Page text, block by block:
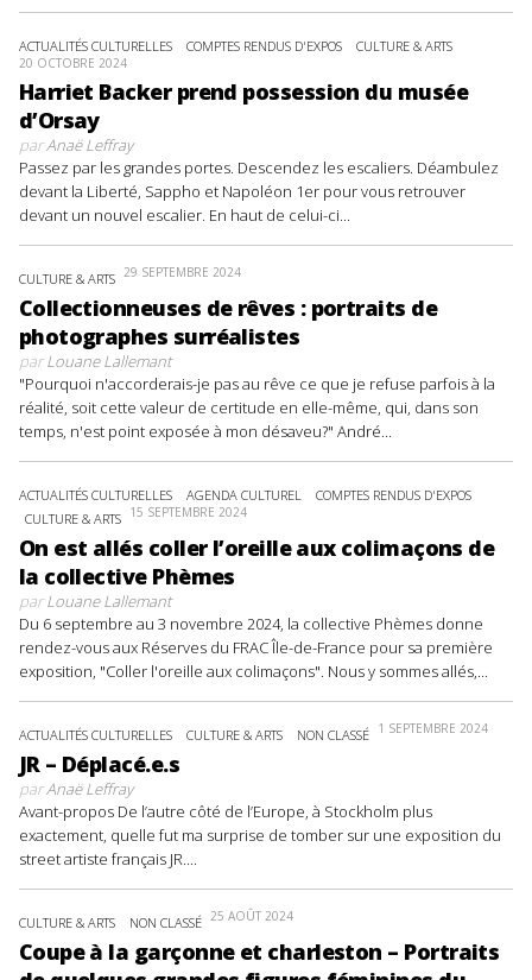
ACTUALITÉS CULTURELLES COMPTES RENDUS D'EXPOS CULTURE & ARTS
20 OCTOBRE 2024
Harriet Backer prend possession du musée
d’Orsay
parAnaë Leffray
Passez par les grandes portes. Descendez les escaliers. Déambulez
devant la Liberté, Sappho et Napoléon 1er pour vous retrouver
devant un nouvel escalier. En haut de celui-ci...
CULTURE & ARTS 29 SEPTEMBRE 2024
Collectionneuses de rêves : portraits de
photographes surréalistes
parLouane Lallemant
"Pourquoi n'accorderais-je pas au rêve ce que je refuse parfois à la
réalité, soit cette valeur de certitude en elle-même, qui, dans son
temps, n'est point exposée à mon désaveu?" André...
ACTUALITÉS CULTURELLES AGENDA CULTUREL
COMPTES RENDUS D'EXPOS
CULTURE & ARTS 15 SEPTEMBRE 2024
On est allés coller l’oreille aux colimaçons de
la collective Phèmes
parLouane Lallemant
Du 6 septembre au 3 novembre 2024, la collective Phèmes donne
rendez-vous aux Réserves du FRAC Île-de-France pour sa première
exposition, "Coller l'oreille aux colimaçons". Nous y sommes allés,...
ACTUALITÉS CULTURELLES CULTURE & ARTS NON CLASSÉ 1 SEPTEMBRE 2024
JR – Déplacé.e.s
parAnaë Leffray
Avant-propos De l’autre côté de l’Europe, à Stockholm plus
exactement, quelle fut ma surprise de tomber sur une exposition du
street artiste français JR....
CULTURE & ARTS NON CLASSÉ 25 AOÛT 2024
Coupe à la garçonne et charleston – Portraits